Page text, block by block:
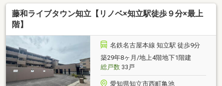
1200m)・上重原保育園…徒歩12分(約900m)・ピアゴ知
立店…徒歩3分(約230m)・ファミリーマート知立堀切
人秋田病院…徒歩10分(約800m)・新地公園…徒歩7分(約
550m)・碧海信用金庫知立南支店…徒歩9分(約650ｍ)
藤和ライブタウン知立【リノベ×知立駅徒歩９分×最上
階】
名鉄名古屋本線 知立駅 徒歩9分
築29年8ヶ月/地上4階地下1階建
総戸数33戸
愛知県知立市西町亀池